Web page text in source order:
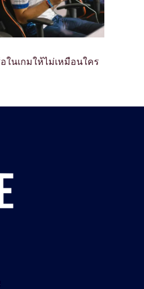
ในเกมให้ไม่เหมือนใคร